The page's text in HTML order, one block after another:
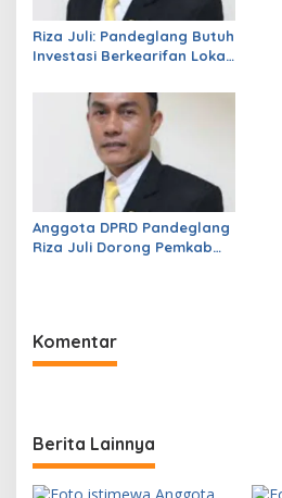
Riza Juli: Pandeglang Butuh
Investasi Berkearifan Lokal
Fiskal dan Ciptakan
Lapangan Kerja
Anggota DPRD Pandeglang
Riza Juli Dorong Pemkab
Komentar
Berita Lainnya